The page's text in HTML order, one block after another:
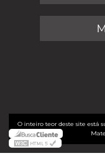
O inteiro teor deste site está